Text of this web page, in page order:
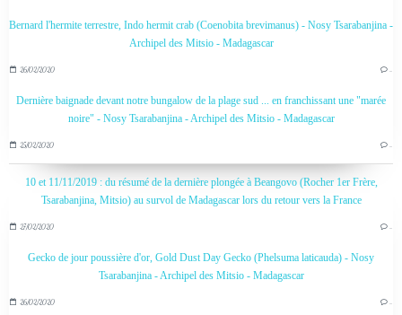
Bernard l'hermite terrestre, Indo hermit crab (Coenobita brevimanus) - Nosy Tsarabanjina -
Archipel des Mitsio - Madagascar
26/02/2020 …
Dernière baignade devant notre bungalow de la plage sud ... en franchissant une "marée
noire" - Nosy Tsarabanjina - Archipel des Mitsio - Madagascar
25/02/2020 …
10 et 11/11/2019 : du résumé de la dernière plongée à Beangovo (Rocher 1er Frère,
Tsarabanjina, Mitsio) au survol de Madagascar lors du retour vers la France
27/02/2020 …
Gecko de jour poussière d'or, Gold Dust Day Gecko (Phelsuma laticauda) - Nosy
Tsarabanjina - Archipel des Mitsio - Madagascar
26/02/2020 …